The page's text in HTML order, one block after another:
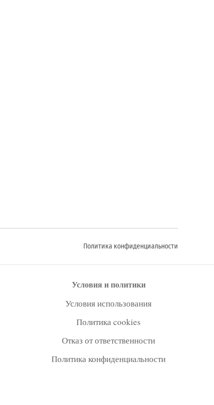
Политика конфиденциальности
Условия и политики
Условия использования
Политика cookies
Отказ от ответственности
Политика конфиденциальности